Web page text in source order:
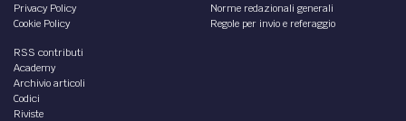
Privacy Policy
Cookie Policy
Norme redazionali generali
Regole per invio e referaggio
RSS contributi
Academy
Archivio articoli
Codici
Riviste